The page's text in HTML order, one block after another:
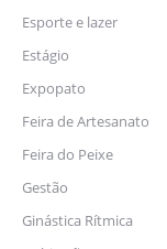
Esporte e lazer
Estágio
Expopato
Feira de Artesanato
Feira do Peixe
Gestão
Ginástica Rítmica